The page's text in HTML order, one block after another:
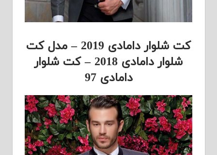
کت شلوار دامادی 2019 – مدل کت
شلوار دامادی 2018 – کت شلوار
دامادی 97